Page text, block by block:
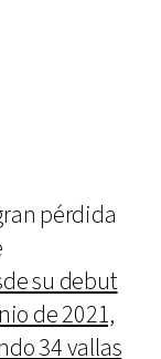
pérdida
su debut
de 2021,
34 vallas